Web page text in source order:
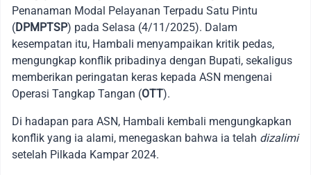
Penanaman Modal Pelayanan Terpadu Satu Pintu
(DPMPTSP) pada Selasa (4/11/2025). Dalam
kesempatan itu, Hambali menyampaikan kritik pedas,
mengungkap konflik pribadinya dengan Bupati, sekaligus
memberikan peringatan keras kepada ASN mengenai
Operasi Tangkap Tangan (OTT).
Di hadapan para ASN, Hambali kembali mengungkapkan
konflik yang ia alami, menegaskan bahwa ia telah dizalimi
setelah Pilkada Kampar 2024.